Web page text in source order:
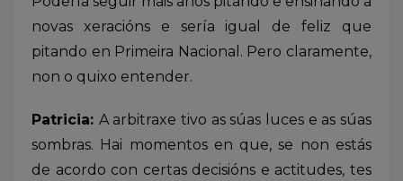
novas xeracións e sería igual de feliz que
pitando en Primeira Nacional. Pero claramente,
non o quixo entender.
Patricia: A arbitraxe tivo as súas luces e as súas
sombras. Hai momentos en que, se non estás
de acordo con certas decisións e actitudes, tes